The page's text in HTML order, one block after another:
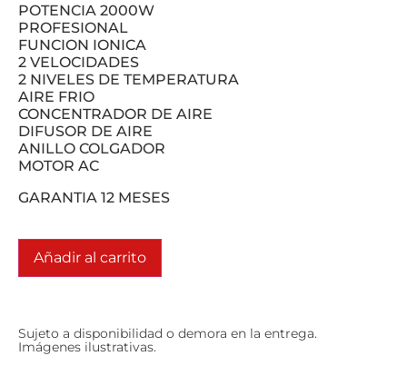
POTENCIA 2000W
PROFESIONAL
FUNCION IONICA
2 VELOCIDADES
2 NIVELES DE TEMPERATURA
AIRE FRIO
CONCENTRADOR DE AIRE
DIFUSOR DE AIRE
ANILLO COLGADOR
MOTOR AC
GARANTIA 12 MESES
Añadir al carrito
Sujeto a disponibilidad o demora en la entrega.
Imágenes ilustrativas.